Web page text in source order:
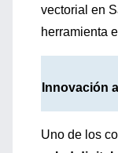
vectorial en
herramienta
Innovación
Uno de los